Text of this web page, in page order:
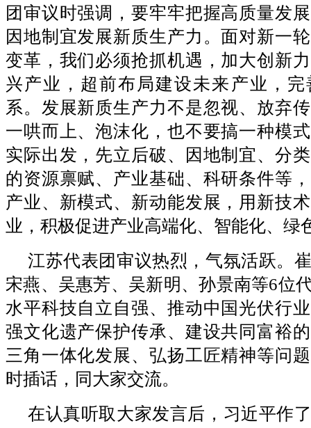
团审议时强调，要牢牢把握高质量发
因地制宜发展新质生产力。面对新一
变革，我们必须抢抓机遇，加大创新
兴产业，超前布局建设未来产业，
系。发展新质生产力不是忽视、放弃
一哄而上、泡沫化，也不要搞一种模
实际出发，先立后破、因地制宜、分
的资源禀赋、产业基础、科研条件等
产业、新模式、新动能发展，用新技
业，积极促进产业高端化、智能化、绿
江苏代表团审议热烈，气氛活跃。
宋燕、吴惠芳、吴新明、孙景南等6位
水平科技自立自强、推动中国光伏行
强文化遗产保护传承、建设共同富裕
三角一体化发展、弘扬工匠精神等问
时插话，同大家交流。
在认真听取大家发言后，习近平作